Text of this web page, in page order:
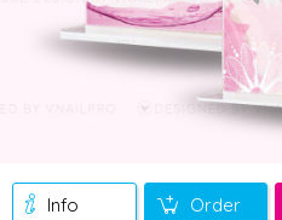
Info Order